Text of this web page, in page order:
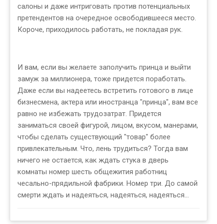
салоны и даже интриговать против потенциальных
претендентов на очередное освободившееся место.
Короче, приходилось работать, не покладая рук.
И вам, если вы желаете заполучить принца и выйти
замуж за миллионера, тоже придется поработать.
Даже если вы надеетесь встретить готового в лице
бизнесмена, актера или иностранца "принца", вам все
равно не избежать трудозатрат. Придется
заниматься своей фигурой, лицом, вкусом, манерами,
чтобы сделать существующий "товар" более
привлекательным. Что, лень трудиться? Тогда вам
ничего не остается, как ждать стука в дверь
комнаты номер шесть общежития работниц
чесально-прядильной фабрики. Номер три. До самой
смерти ждать и надеяться, надеяться, надеяться...